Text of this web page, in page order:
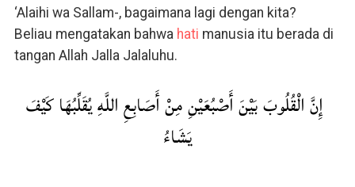
‘Alaihi wa Sallam-, bagaimana lagi dengan kita?
Beliau mengatakan bahwa hati manusia itu berada di
tangan Allah Jalla Jalaluhu.
إِنَّ الْقُلُوبَ بَيْنَ أَصْبُعَيْنِ مِنْ أَصَابِعِ اللَّهِ يُقَلِّبُهَا كَيْفَ
يَشَاءُ